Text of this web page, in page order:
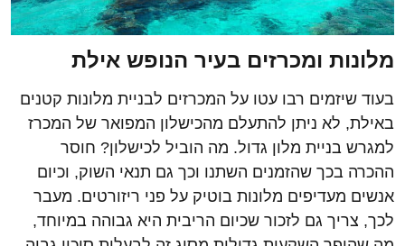
מלונות ומכרזים בעיר הנופש אילת
בעוד שיזמים רבו עטו על המכרזים לבניית מלונות קטנים
באילת, לא ניתן להתעלם מהכישלון המפואר של המכרז
למגרש בניית מלון גדול. מה הוביל לכישלון? חוסר
ההכרה בכך שהזמנים השתנו וכך גם תנאי השוק, וכיום
אנשים מעדיפים מלונות בוטיק על פני ריזורטים. מעבר
לכך, צריך גם לזכור שכיום הריבית היא גבוהה במיוחד,